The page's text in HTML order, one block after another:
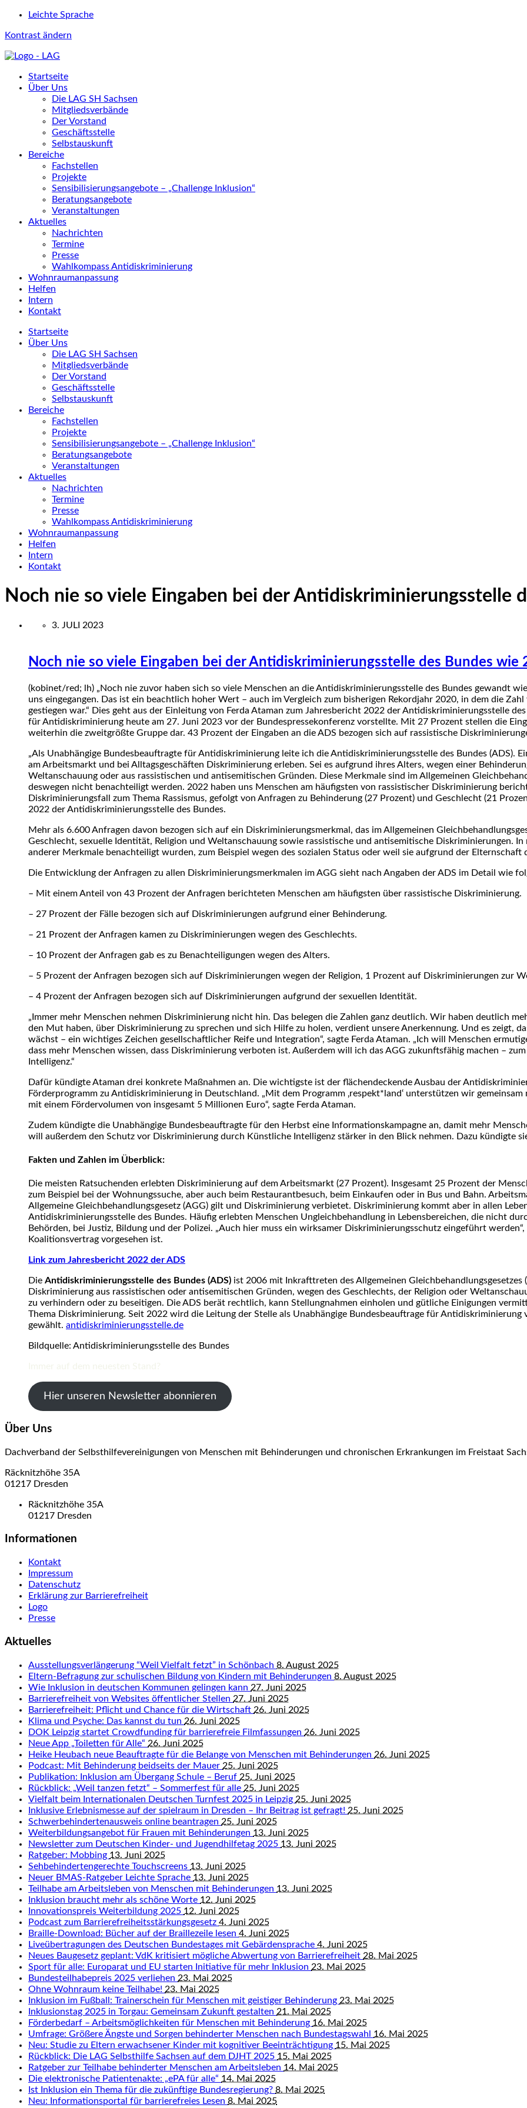
Leichte Sprache
Kontrast ändern
Startseite
Über Uns
Die LAG SH Sachsen
Mitgliedsverbände
Der Vorstand
Geschäftsstelle
Selbstauskunft
Bereiche
Fachstellen
Projekte
Sensibilisierungsangebote – „Challenge Inklusion“
Beratungsangebote
Veranstaltungen
Aktuelles
Nachrichten
Termine
Presse
Wahlkompass Antidiskriminierung
Wohnraumanpassung
Helfen
Intern
Kontakt
Startseite
Über Uns
Die LAG SH Sachsen
Mitgliedsverbände
Der Vorstand
Geschäftsstelle
Selbstauskunft
Bereiche
Fachstellen
Projekte
Sensibilisierungsangebote – „Challenge Inklusion“
Beratungsangebote
Veranstaltungen
Aktuelles
Nachrichten
Termine
Presse
Wahlkompass Antidiskriminierung
Wohnraumanpassung
Helfen
Intern
Kontakt
Noch nie so viele Eingaben bei der Antidiskriminierungsstelle
3. JULI 2023
Noch nie so viele Eingaben bei der Antidiskriminierungsstelle des Bundes wie
(kobinet/red; lh) „Noch nie zuvor haben sich so viele Menschen an die Antidiskriminierungsstelle des Bundes gewandt
uns eingegangen. Das ist ein beachtlich hoher Wert – auch im Vergleich zum bisherigen Rekordjahr 2020, in dem die
gestiegen war.“ Dies geht aus der Einleitung von Ferda Ataman zum Jahresbericht 2022 der Antidiskriminierungsstelle
für Antidiskriminierung heute am 27. Juni 2023 vor der Bundespressekonferenz vorstellte. Mit 27 Prozent stellen die
weiterhin die zweitgrößte Gruppe dar. 43 Prozent der Eingaben an die ADS bezogen sich auf rassistische
„Als Unabhängige Bundesbeauftragte für Antidiskriminierung leite ich die Antidiskriminierungsstelle des Bundes (ADS).
am Arbeitsmarkt und bei Alltagsgeschäften Diskriminierung erleben. Sei es aufgrund ihres Alters, wegen einer
Weltanschauung oder aus rassistischen und antisemitischen Gründen. Diese Merkmale sind im Allgemeinen
deswegen nicht benachteiligt werden. 2022 haben uns Menschen am häufigsten von rassistischer Diskriminierung
Diskriminierungsfall zum Thema Rassismus, gefolgt von Anfragen zu Behinderung (27 Prozent) und Geschlecht (21
2022 der Antidiskriminierungsstelle des Bundes.
Mehr als 6.600 Anfragen davon bezogen sich auf ein Diskriminierungsmerkmal, das im Allgemeinen
Geschlecht, sexuelle Identität, Religion und Weltanschauung sowie rassistische und antisemitische Diskriminierungen.
anderer Merkmale benachteiligt wurden, zum Beispiel wegen des sozialen Status oder weil sie aufgrund der
Die Entwicklung der Anfragen zu allen Diskriminierungsmerkmalen im AGG sieht nach Angaben der ADS im Detail wie
– Mit einem Anteil von 43 Prozent der Anfragen berichteten Menschen am häufigsten über rassistische Diskriminierung.
– 27 Prozent der Fälle bezogen sich auf Diskriminierungen aufgrund einer Behinderung.
– 21 Prozent der Anfragen kamen zu Diskriminierungen wegen des Geschlechts.
– 10 Prozent der Anfragen gab es zu Benachteiligungen wegen des Alters.
– 5 Prozent der Anfragen bezogen sich auf Diskriminierungen wegen der Religion, 1 Prozent auf Diskriminierungen zur
– 4 Prozent der Anfragen bezogen sich auf Diskriminierungen aufgrund der sexuellen Identität.
„Immer mehr Menschen nehmen Diskriminierung nicht hin. Das belegen die Zahlen ganz deutlich. Wir haben deutlich
den Mut haben, über Diskriminierung zu sprechen und sich Hilfe zu holen, verdient unsere Anerkennung. Und es zeigt,
wächst – ein wichtiges Zeichen gesellschaftlicher Reife und Integration“, sagte Ferda Ataman. „Ich will Menschen
dass mehr Menschen wissen, dass Diskriminierung verboten ist. Außerdem will ich das AGG zukunftsfähig machen –
Intelligenz.“
Dafür kündigte Ataman drei konkrete Maßnahmen an. Die wichtigste ist der flächendeckende Ausbau der
Förderprogramm zu Antidiskriminierung in Deutschland. „Mit dem Programm ‚respekt*land‘ unterstützen wir
mit einem Fördervolumen von insgesamt 5 Millionen Euro“, sagte Ferda Ataman.
Zudem kündigte die Unabhängige Bundesbeauftragte für den Herbst eine Informationskampagne an, damit mehr
will außerdem den Schutz vor Diskriminierung durch Künstliche Intelligenz stärker in den Blick nehmen. Dazu kündigte
Fakten und Zahlen im Überblick:
Die meisten Ratsuchenden erlebten Diskriminierung auf dem Arbeitsmarkt (27 Prozent). Insgesamt 25 Prozent der
zum Beispiel bei der Wohnungssuche, aber auch beim Restaurantbesuch, beim Einkaufen oder in Bus und Bahn.
Allgemeine Gleichbehandlungsgesetz (AGG) gilt und Diskriminierung verbietet. Diskriminierung kommt aber in allen
Antidiskriminierungsstelle des Bundes. Häufig erlebten Menschen Ungleichbehandlung in Lebensbereichen, die nicht
Behörden, bei Justiz, Bildung und der Polizei. „Auch hier muss ein wirksamer Diskriminierungsschutz eingeführt
Koalitionsvertrag vorgesehen ist.
Link zum Jahresbericht 2022 der ADS
Die Antidiskriminierungsstelle des Bundes (ADS) ist 2006 mit Inkrafttreten des Allgemeinen Gleichbehandlungsgesetzes
Diskriminierung aus rassistischen oder antisemitischen Gründen, wegen des Geschlechts, der Religion oder
zu verhindern oder zu beseitigen. Die ADS berät rechtlich, kann Stellungnahmen einholen und gütliche Einigungen
Thema Diskriminierung. Seit 2022 wird die Leitung der Stelle als Unabhängige Bundesbeauftrage für Antidiskriminierung
gewählt. antidiskriminierungsstelle.de
Bildquelle: Antidiskriminierungsstelle des Bundes
Hier unseren Newsletter abonnieren
Über Uns
Dachverband der Selbsthilfevereinigungen von Menschen mit Behinderungen und chronischen Erkrankungen im Freistaat
Räcknitzhöhe 35A
01217 Dresden
Räcknitzhöhe 35A
01217 Dresden
Informationen
Kontakt
Impressum
Datenschutz
Erklärung zur Barrierefreiheit
Logo
Presse
Aktuelles
Ausstellungsverlängerung “Weil Vielfalt fetzt” in Schönbach 8. August 2025
Eltern-Befragung zur schulischen Bildung von Kindern mit Behinderungen 8. August 2025
Wie Inklusion in deutschen Kommunen gelingen kann 27. Juni 2025
Barrierefreiheit von Websites öffentlicher Stellen 27. Juni 2025
Barrierefreiheit: Pflicht und Chance für die Wirtschaft 26. Juni 2025
Klima und Psyche: Das kannst du tun 26. Juni 2025
DOK Leipzig startet Crowdfunding für barrierefreie Filmfassungen 26. Juni 2025
Neue App „Toiletten für Alle“ 26. Juni 2025
Heike Heubach neue Beauftragte für die Belange von Menschen mit Behinderungen 26. Juni 2025
Podcast: Mit Behinderung beidseits der Mauer 25. Juni 2025
Publikation: Inklusion am Übergang Schule – Beruf 25. Juni 2025
Rückblick: „Weil tanzen fetzt“ – Sommerfest für alle 25. Juni 2025
Vielfalt beim Internationalen Deutschen Turnfest 2025 in Leipzig 25. Juni 2025
Inklusive Erlebnismesse auf der spielraum in Dresden – Ihr Beitrag ist gefragt! 25. Juni 2025
Schwerbehindertenausweis online beantragen 25. Juni 2025
Weiterbildungsangebot für Frauen mit Behinderungen 13. Juni 2025
Newsletter zum Deutschen Kinder- und Jugendhilfetag 2025 13. Juni 2025
Ratgeber: Mobbing 13. Juni 2025
Sehbehindertengerechte Touchscreens 13. Juni 2025
Neuer BMAS-Ratgeber Leichte Sprache 13. Juni 2025
Teilhabe am Arbeitsleben von Menschen mit Behinderungen 13. Juni 2025
Inklusion braucht mehr als schöne Worte 12. Juni 2025
Innovationspreis Weiterbildung 2025 12. Juni 2025
Podcast zum Barrierefreiheitsstärkungsgesetz 4. Juni 2025
Braille-Download: Bücher auf der Braillezeile lesen 4. Juni 2025
Liveübertragungen des Deutschen Bundestages mit Gebärdensprache 4. Juni 2025
Neues Baugesetz geplant: VdK kritisiert mögliche Abwertung von Barrierefreiheit 28. Mai 2025
Sport für alle: Europarat und EU starten Initiative für mehr Inklusion 23. Mai 2025
Bundesteilhabepreis 2025 verliehen 23. Mai 2025
Ohne Wohnraum keine Teilhabe! 23. Mai 2025
Inklusion im Fußball: Trainerschein für Menschen mit geistiger Behinderung 23. Mai 2025
Inklusionstag 2025 in Torgau: Gemeinsam Zukunft gestalten 21. Mai 2025
Förderbedarf – Arbeitsmöglichkeiten für Menschen mit Behinderung 16. Mai 2025
Umfrage: Größere Ängste und Sorgen behinderter Menschen nach Bundestagswahl 16. Mai 2025
Neu: Studie zu Eltern erwachsener Kinder mit kognitiver Beeinträchtigung 15. Mai 2025
Rückblick: Die LAG Selbsthilfe Sachsen auf dem DJHT 2025 15. Mai 2025
Ratgeber zur Teilhabe behinderter Menschen am Arbeitsleben 14. Mai 2025
Die elektronische Patientenakte: „ePA für alle“ 14. Mai 2025
Ist Inklusion ein Thema für die zukünftige Bundesregierung? 8. Mai 2025
Neu: Informationsportal für barrierefreies Lesen 8. Mai 2025